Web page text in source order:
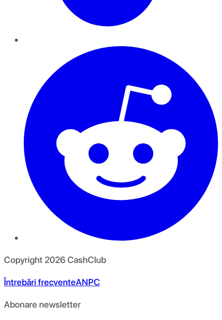
Copyright 2026CashClub
Întrebări frecventeANPC
Abonare newsletter